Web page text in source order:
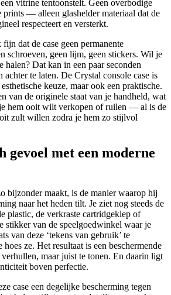
vitrine tentoonstelt. Geen overbodige
prints — alleen glashelder materiaal dat de
respecteert en versterkt.
dat de case geen permanente
schroeven, geen lijm, geen stickers. Wil je
halen? Dat kan in een paar seconden
achter te laten. De Crystal console case is
keuze, maar ook een praktische.
van de originele staat van je handheld, wat
hem ooit wilt verkopen of ruilen — al is de
zult willen zodra je hem zo stijlvol
gevoel met een moderne
bijzonder maakt, is de manier waarop hij
naar het heden tilt. Je ziet nog steeds de
plastic, de verkraste cartridgeklep of
stikker van de speelgoedwinkel waar je
van deze ‘tekens van gebruik’ te
ze. Het resultaat is een beschermende
maar juist te tonen. En daarin ligt
boven perfectie.
case een degelijke bescherming tegen